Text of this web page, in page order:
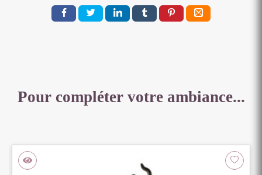
12.5
X
Pour compléter votre ambiance...